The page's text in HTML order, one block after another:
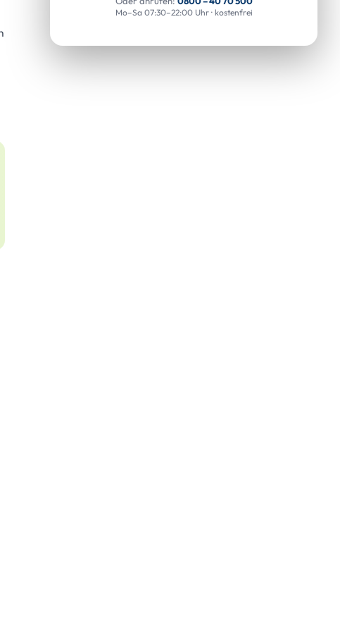
Mo–Sa 07:30–22:00 Uhr · kostenfrei